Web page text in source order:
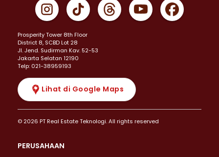
Prosperity Tower 8th Floor
District 8, SCBD Lot 28
JI. Jend. Sudirman Kav. 52-53
Jakarta Selatan 12190
Telp: 021-38959193
Lihat di Google Maps
© 2026 PT Real Estate Teknologi. All rights reserved
PERUSAHAAN